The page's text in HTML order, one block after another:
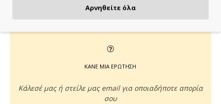
ΚΑΝΕ ΜΙΑ ΕΡΩΤΗΣΗ
Κάλεσέ μας ή στείλε μας email για οποιαδήποτε απορία
σου
Αρνηθείτε όλα